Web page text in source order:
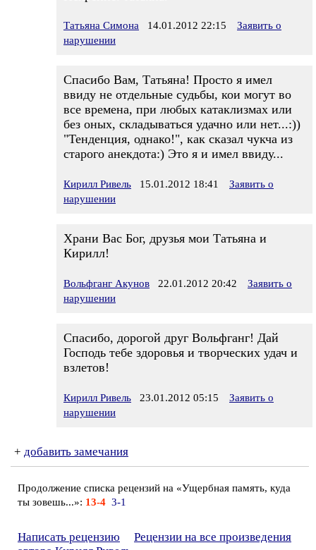
Татьяна Симона 14.01.2012 22:15
Заявить о
нарушении
Спасибо Вам, Татьяна! Просто я имел
ввиду не отдельные судьбы, кои могут во
все времена, при любых катаклизмах или
без оных, складываться удачно или нет...:))
"Тенденция, однако!", как сказал чукча из
старого анекдота:) Это я и имел ввиду...
Кирилл Ривель 15.01.2012 18:41
Заявить о
нарушении
Храни Вас Бог, друзья мои Татьяна и
Кирилл!
Вольфганг Акунов 22.01.2012 20:42
Заявить о
нарушении
Спасибо, дорогой друг Вольфганг! Дай
Господь тебе здоровья и творческих удач и
взлетов!
Кирилл Ривель 23.01.2012 05:15
Заявить о
нарушении
+ добавить замечания
Продолжение списка рецензий на «Ущербная память, куда
ты зовешь...»: 13-4 3-1
Написать рецензию
Рецензии на все произведения